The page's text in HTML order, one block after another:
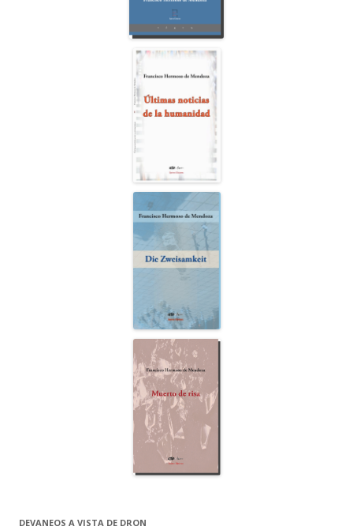
DEVANEOS A VISTA DE DRON